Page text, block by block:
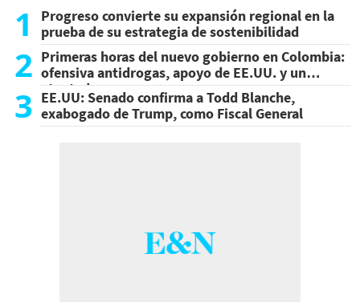
1
Progreso convierte su expansión regional en la
prueba de su estrategia de sostenibilidad
2 Primeras horas del nuevo gobierno en Colombia:
ofensiva antidrogas, apoyo de EE.UU. y un
atentado
3 EE.UU: Senado confirma a Todd Blanche,
exabogado de Trump, como Fiscal General